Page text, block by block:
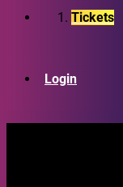
Tickets
Login